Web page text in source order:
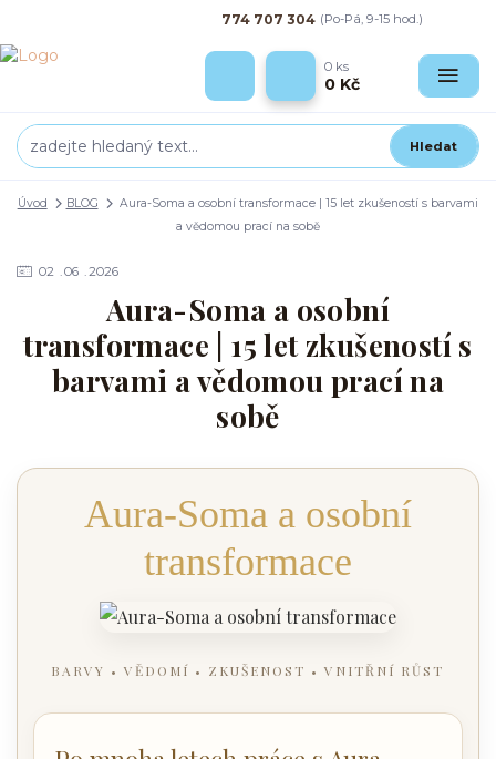
Hledat
774 707 304 (Po-Pá, 9-15 hod.)
0 ks
0 Kč
Úvod BLOG
Aura-Soma a osobní transformace | 15 let zkušeností s barvami
a vědomou prací na sobě
02 06 2026
Aura-Soma a osobní
transformace | 15 let zkušeností s
barvami a vědomou prací na
sobě
Aura-Soma a osobní
transformace
BARVY • VĚDOMÍ • ZKUŠENOST • VNITŘNÍ RŮST